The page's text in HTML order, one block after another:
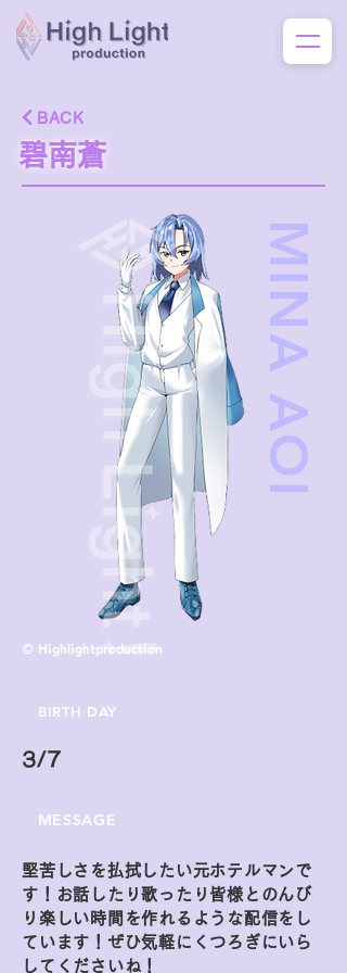
碧南蒼
BACK
MINA AOI
© Highlightproduction
BIRTH DAY
3/7
MESSAGE
堅苦しさを払拭したい元ホテルマンで
す！お話したり歌ったり皆様とのんび
り楽しい時間を作れるような配信をし
ています！ぜひ気軽にくつろぎにいら
してくださいね！